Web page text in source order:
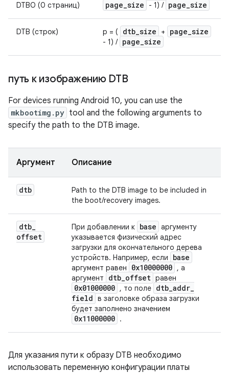
DTBO (0 страниц)
page_size - 1) / page_size
DTB (строк) p = ( dtb_size + page_size
- 1) / page_size
путь к изображению DTB
For devices running Android 10, you can use the
mkbootimg.py tool and the following arguments to
specify the path to the DTB image.
Аргумент Описание
dtb
Path to the DTB image to be included in
the boot/recovery images.
dtb_
offset
При добавлении к base аргументу
указывается физический адрес
загрузки для окончательного дерева
устройств. Например, если
base
аргумент равен 0x10000000 , а
аргумент
dtb_offset равен
0x01000000 , то поле dtb_addr_
field в заголовке образа загрузки
будет заполнено значением
0x11000000 .
Для указания пути к образу DTB необходимо
использовать переменную конфигурации платы